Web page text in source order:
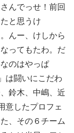
んでっせ！前回
と思うけ
んー、けしから
ってもたわ。だ
のはやっぱ
は闘いにこだわ
鈴木、中嶋、近
意したプロフェ
、その６チーム